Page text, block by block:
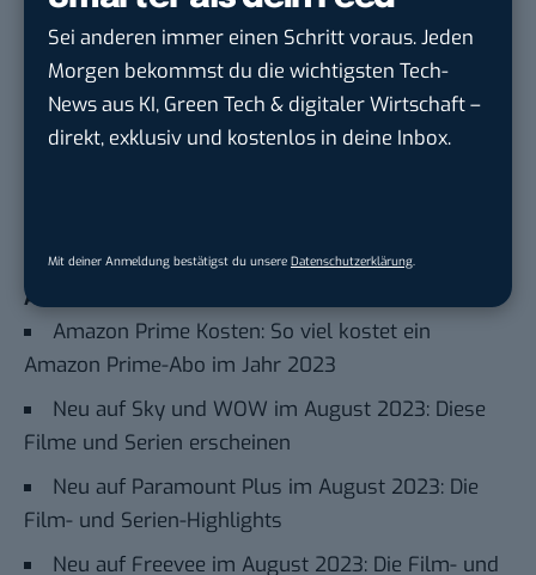
Sei anderen immer einen Schritt voraus. Jeden
Morgen bekommst du die wichtigsten Tech-
News aus KI, Green Tech & digitaler Wirtschaft –
direkt, exklusiv und kostenlos in deine Inbox.
Mit deiner Anmeldung bestätigst du unsere Datenschutzerklärung.
Marry Me – Verheiratet auf den ersten Blick
Ted
Ted 2
21 Bridges – Jagd durch Manhattan
Auch interessant:
Amazon Prime Kosten: So viel kostet ein
Amazon Prime-Abo im Jahr 2023
Neu auf Sky und WOW im August 2023: Diese
Filme und Serien erscheinen
Neu auf Paramount Plus im August 2023: Die
Film- und Serien-Highlights
Neu auf Freevee im August 2023: Die Film- und